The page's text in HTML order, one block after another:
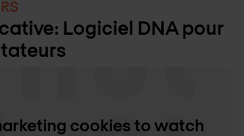
Logiciel DNA pour
cookies to watch